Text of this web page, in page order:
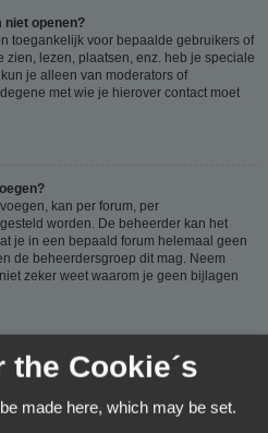
niet openen?
toegankelijk voor bepaalde gebruikers of
zien, lezen, plaatsen, enz. heb je speciale
je alleen van moderators of
met wie je hierover contact moet
kan per forum, per
worden. De beheerder kan het
je in een bepaald forum helemaal geen
de beheerdersgroep dit mag. Neem
zeker weet waarom je geen bijlagen
als je één van deze regels (volgens
waarschuwing ontvangen. Het sturen van
Cookie´s
made here, which may be set.